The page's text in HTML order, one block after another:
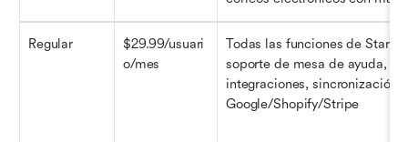
Regular
$29.99/usuari
o/mes
Todas las funciones de Starter
soporte de mesa de ayuda,
integraciones, sincronización
Google/Shopify/Stripe